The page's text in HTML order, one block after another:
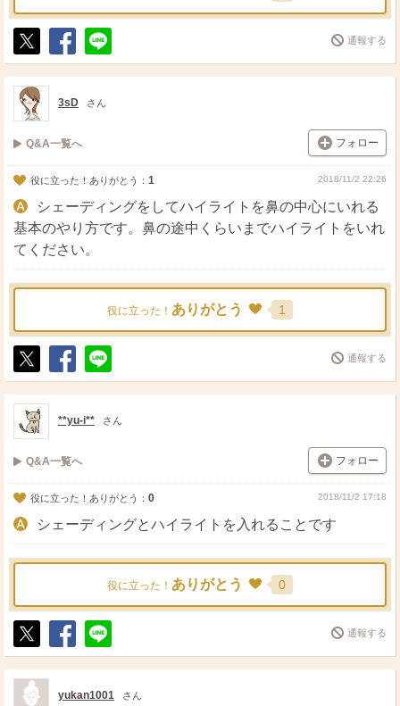
ポ
ス
ト
シ
ェ
送
る
通報する
3sD さん
Q&A一覧へ フォロー
役に立った！ありがとう： 1 2018/11/2 22:26
シェーディングをしてハイライトを鼻の中心にいれる
基本のやり方です。鼻の途中くらいまでハイライトをいれ
てください。
役に立った！ ありがとう 1
ポ
ス
ト
シ
ェ
送
る
通報する
**yu-i** さん
Q&A一覧へ フォロー
役に立った！ありがとう： 0 2018/11/2 17:18
シェーディングとハイライトを入れることです
役に立った！ ありがとう 0
ポ
ス
ト
シ
ェ
送
る
通報する
yukan1001 さん